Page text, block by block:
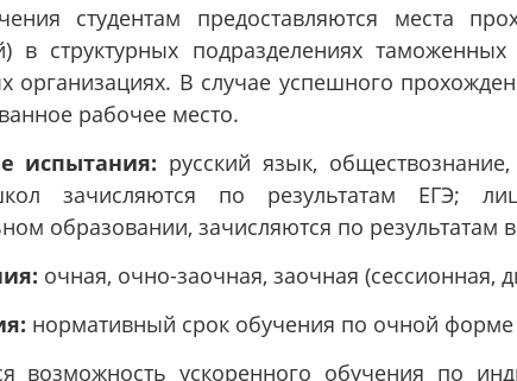
студентам предоставляются места
в структурных подразделениях
организациях. В случае успешного
рабочее место.
испытания: русский язык,
зачисляются по результатам
образовании, зачисляются по результатам
очная, очно-заочная, заочная (сессионная,
нормативный срок обучения по очной
возможность ускоренного обучения по